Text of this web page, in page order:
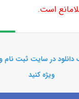
است.
دانلود در سایت ثبت نام
ویژه کنید